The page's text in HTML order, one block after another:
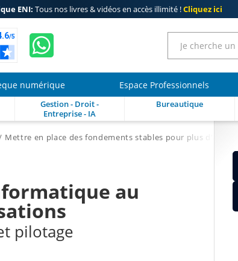
ENI: Tous nos livres & vidéos en accès illimité !Cliquez ici
numérique Espace Professionnels
Gestion - Droit -
Entreprise - IA
Bureautique
Mettre en place des fondements stables pour plus d'agilité
au
pilotage